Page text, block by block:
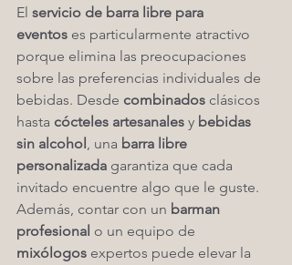
El servicio de barra libre para
eventos es particularmente atractivo
porque elimina las preocupaciones
sobre las preferencias individuales de
bebidas. Desde combinados clásicos
hasta cócteles artesanales y bebidas
sin alcohol, una barra libre
personalizada garantiza que cada
invitado encuentre algo que le guste.
Además, contar con un barman
profesional o un equipo de
mixólogos expertos puede elevar la